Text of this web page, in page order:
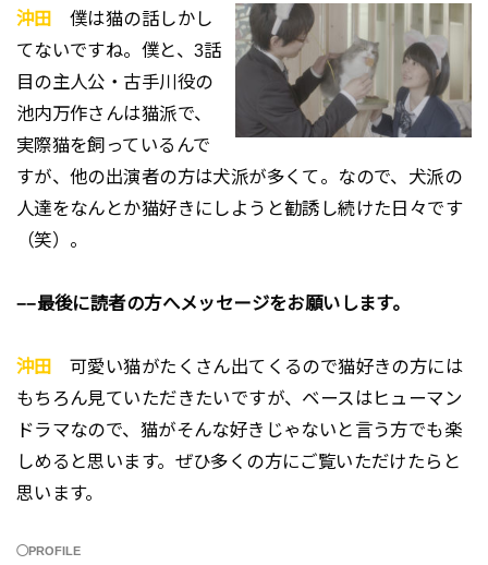
沖田
僕は猫の話しかし
てないですね。僕と、3話
目の主人公・古手川役の
池内万作さんは猫派で、
実際猫を飼っているんで
すが、他の出演者の方は犬派が多くて。なので、犬派の
人達をなんとか猫好きにしようと勧誘し続けた日々です
（笑）。
−−最後に読者の方へメッセージをお願いします。
沖田
可愛い猫がたくさん出てくるので猫好きの方には
もちろん見ていただきたいですが、ベースはヒューマン
ドラマなので、猫がそんな好きじゃないと言う方でも楽
しめると思います。ぜひ多くの方にご覧いただけたらと
思います。
◯PROFILE